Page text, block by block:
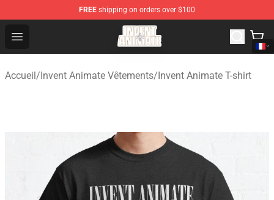
FREE shipping on orders over $100
Open menu
Invent Animate Shop - Official Invent Animate
Accueil/Invent Animate Vêtements/Invent Animate T-shirt